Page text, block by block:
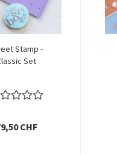
Stamp -
Set
CHF